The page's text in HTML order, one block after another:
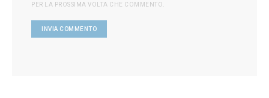
PER LA PROSSIMA VOLTA CHE COMMENTO.